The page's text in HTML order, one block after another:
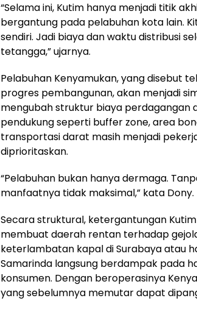
“Selama ini, Kutim hanya menjadi titik
bergantung pada pelabuhan kota lain.
sendiri. Jadi biaya dan waktu distribusi
tetangga,” ujarnya.
Pelabuhan Kenyamukan, yang disebut
progres pembangunan, akan menjadi
mengubah struktur biaya perdagangan
pendukung seperti buffer zone, area
transportasi darat masih menjadi
diprioritaskan.
“Pelabuhan bukan hanya dermaga.
manfaatnya tidak maksimal,” kata Dony.
Secara struktural, ketergantungan
membuat daerah rentan terhadap
keterlambatan kapal di Surabaya atau
Samarinda langsung berdampak pada
konsumen. Dengan beroperasinya
yang sebelumnya memutar dapat